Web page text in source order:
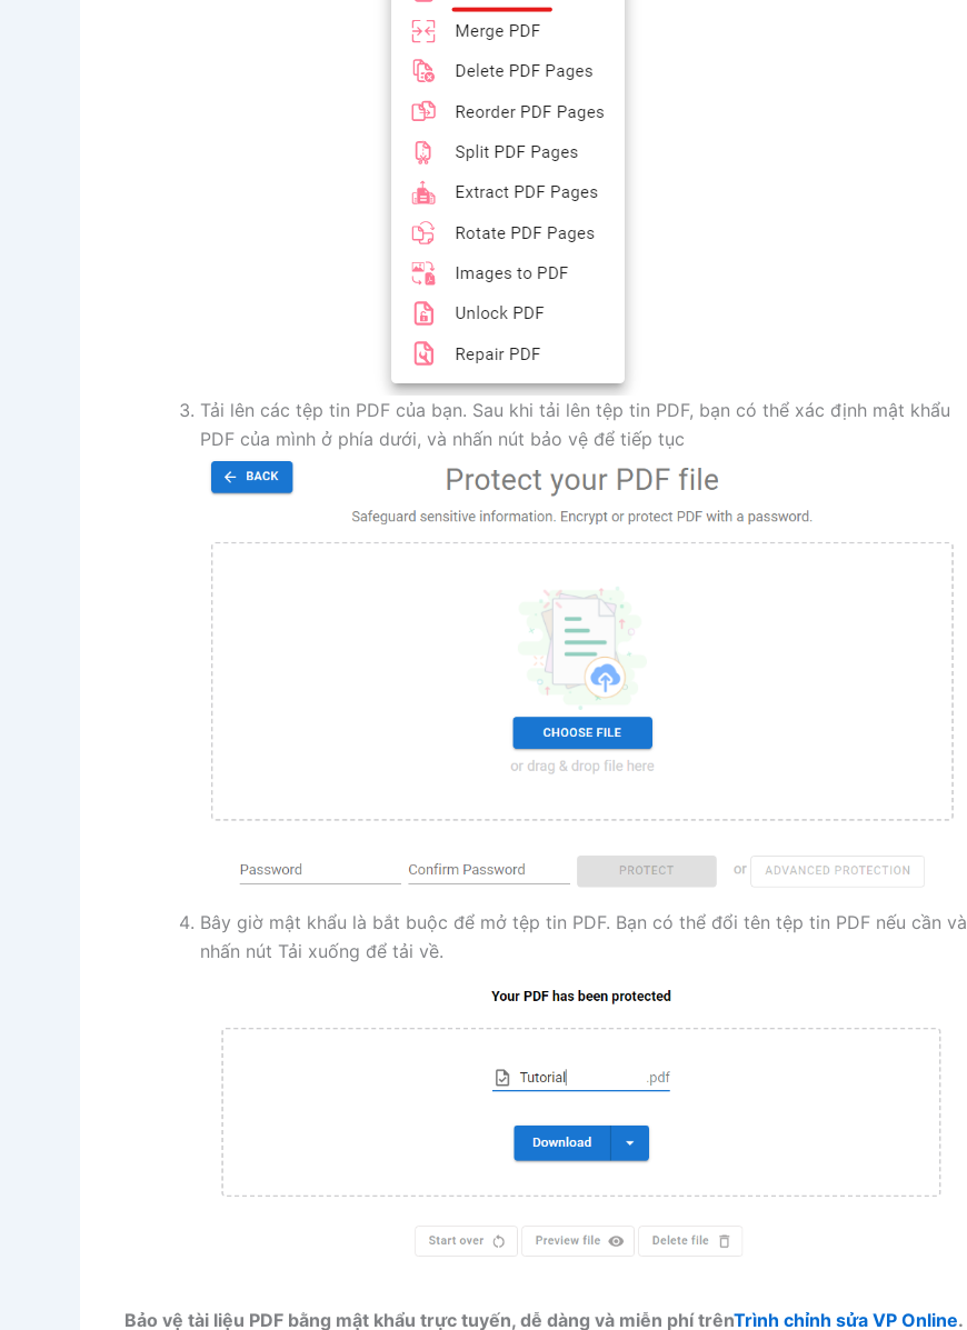
Tải lên các tệp tin PDF của bạn. Sau khi tải lên tệp tin PDF, bạn có thể xác định mật khẩu
PDF của mình ở phía dưới, và nhấn nút bảo vệ để tiếp tục
Bây giờ mật khẩu là bắt buộc để mở tệp tin PDF. Bạn có thể đổi tên tệp tin PDF nếu cần và
nhấn nút Tải xuống để tải về.
Bảo vệ tài liệu PDF bằng mật khẩu trực tuyến, dễ dàng và miễn phí trênTrình chỉnh sửa VP Online.